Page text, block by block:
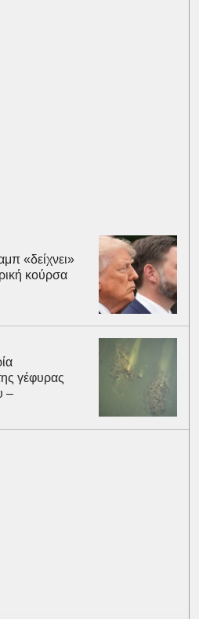
«δείχνει»
κούρσα
γέφυρας
–